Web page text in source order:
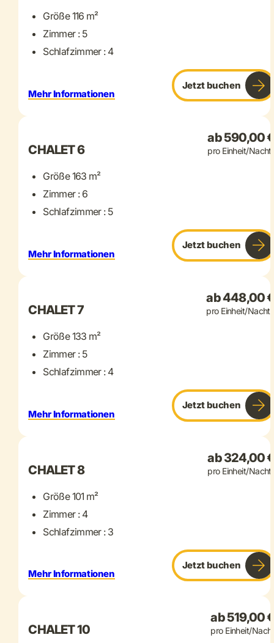
Größe 116 m²
Zimmer : 5
Schlafzimmer : 4
Mehr Informationen
Jetzt buchen
+ 22 mehr
CHALET 6
Größe 163 m²
Zimmer : 6
Schlafzimmer : 5
ab 590,00
pro Einheit/Nacht
Mehr Informationen
Jetzt buchen
+ 20 mehr
CHALET 7
Größe 133 m²
Zimmer : 5
Schlafzimmer : 4
ab 448,00
pro Einheit/Nacht
Mehr Informationen
Jetzt buchen
+ 14 mehr
CHALET 8
Größe 101 m²
Zimmer : 4
Schlafzimmer : 3
ab 324,00
pro Einheit/Nacht
Mehr Informationen
Jetzt buchen
+ 19 mehr
CHALET 10
ab 519,00
pro Einheit/Nacht